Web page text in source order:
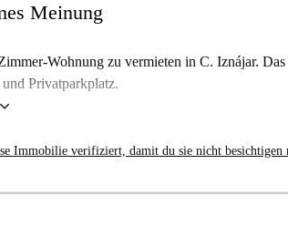
Meinung
Wohnung zu vermieten in C. Iznájar.
Privatparkplatz.
keyboard_arrow_down
Immobilie verifiziert, damit du sie nicht besichtigen